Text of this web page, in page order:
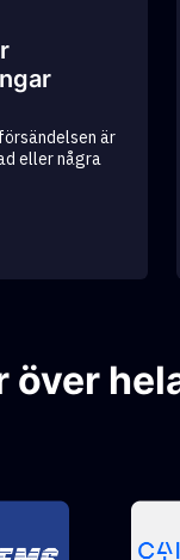
är
eller några
över